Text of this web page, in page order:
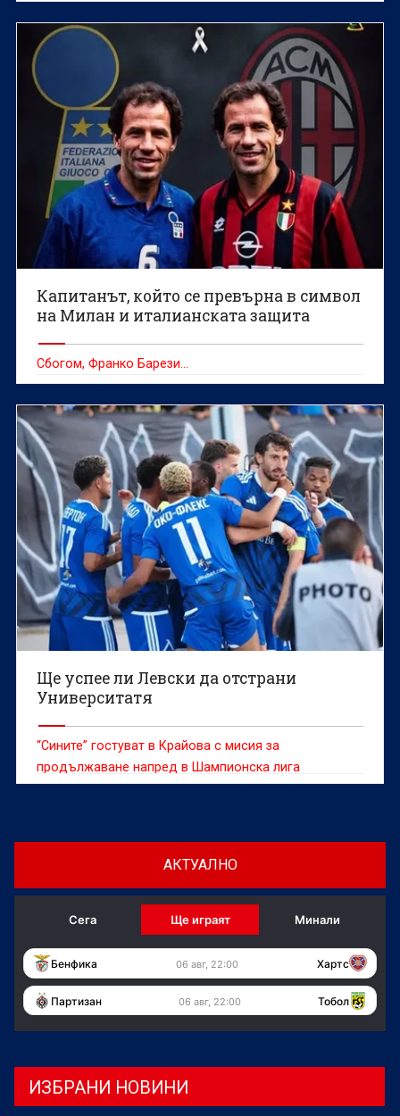
Капитанът, който се превърна в символ
на Милан и италианската защита
Сбогом, Франко Барези...
Ще успее ли Левски да отстрани
Университатя
“Сините” гостуват в Крайова с мисия за
продължаване напред в Шампионска лига
АКТУАЛНО
Сега Ще играят Минали
Бенфика 06 авг, 22:00 Хартс
Партизан 06 авг, 22:00 Тобол
ИЗБРАНИ НОВИНИ